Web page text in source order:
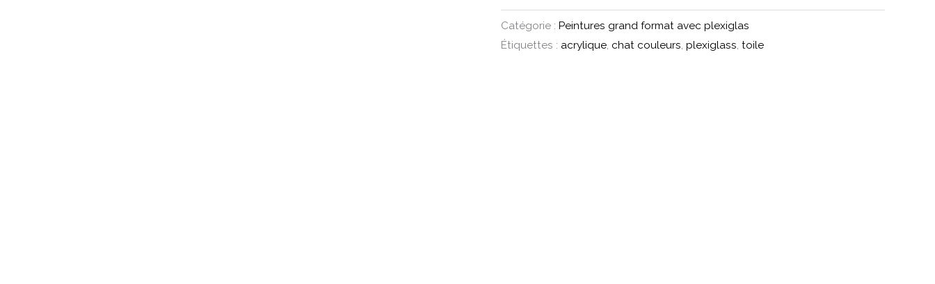
Catégorie : Peintures grand format avec plexiglas
Étiquettes : acrylique, chat couleurs, plexiglass, toile